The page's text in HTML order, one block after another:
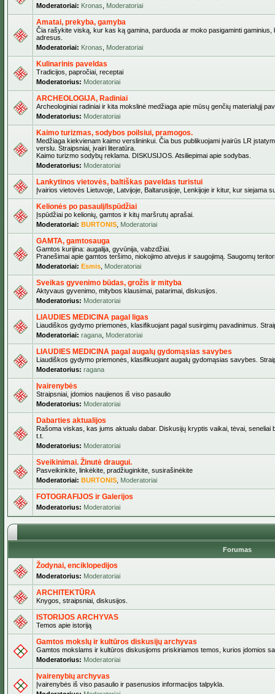
Moderatoriai: Kronas Moderatoriai
Amatai, prekyba, gamyba
Čia rašykite viską, kur kas ką gamina, parduoda ar moko pasigaminti
adresus.
Moderatoriai: Kronas Moderatoriai
Kulinarinis paveldas
Tradicijos, papročiai, receptai
Moderatorius: Moderatoriai
ARCHEOLOGIJA, Radiniai
Archeologiniai radiniai ir kita mokslinė medžiaga apie mūsų genčių materialųjį
Moderatorius: Moderatoriai
Kaimo turizmas, sodybos poilsiui, pramogos.
Medžiaga kiekvienam kaimo verslininkui. Čia bus publikuojami įvairūs LR
verslu. Straipsniai, įvairi literatūra.
Kaimo turizmo sodybų reklama. DISKUSIJOS. Atsiliepimai apie sodybas.
Moderatorius: Moderatoriai
Lankytinos vietovės, baltiškas paveldas turistui
Įvairios vietovės Lietuvoje, Latvijoje, Baltarusijoje, Lenkijoje ir kitur, kur siejama
Kelionės po pasaulį/Ispūdžiai
Įspūdžiai po kelionių, gamtos ir kitų maršrutų aprašai.
Moderatoriai: BURTONIS Moderatoriai
GAMTA, gamtosauga
Gamtos kurijina: augalija, gyvūnija, vabzdžiai.
Pranešimai apie gamtos teršimo, niokojimo atvejus ir saugojimą. Saugomų
Moderatoriai: Esmis Moderatoriai
Sveikas gyvenimo būdas, grožis ir mityba
Aktyvaus gyvenimo, mitybos klausimai, patarimai, diskusijos.
Moderatorius: Moderatoriai
LIAUDIES MEDICINA pagal ligas
Liaudiškos gydymo priemonės, klasifikuojant pagal susirgimų pavadinimus.
Moderatoriai: ragana Moderatoriai
LIAUDIES MEDICINA pagal augalų gydomąsias savybes
Liaudiškos gydymo priemonės, klasifikuojant augalų gydomąsias savybes.
Moderatorius: ragana
Įvairenybės
Straipsniai, įdomios naujienos iš viso pasaulio
Moderatorius: Moderatoriai
Dabarties aktualijos
Rašoma viskas, kas jums aktualu dabar. Diskusijų kryptis vaikai, tėvai, seneliai
t.t.
Moderatorius: Moderatoriai
Sveikinimai. Žinutė draugui.
Pasveikinkite, linkėkite, pradžiuginkite, susirašinėkite
Moderatoriai: BURTONIS Moderatoriai
FOTOGRAFIJOS ir Galerijos
Moderatorius: Moderatoriai
Forumas
Žodynai, enciklopedijos
Moderatorius: Moderatoriai
ARCHITEKTŪRA
Knygos, straipsniai, diskusijos.
ISTORIJOS ARCHYVAS
Temos apie istoriją
Gamtos mokslų ir kultūros diskusijų archyvas
Gamtos mokslams ir kultūros diskusijoms priskiriamos temos, kurios įdomios
Moderatorius: Moderatoriai
Įvairenybių archyvas
Įvairenybės iš viso pasaulio ir pasenusios informacijos talpykla.